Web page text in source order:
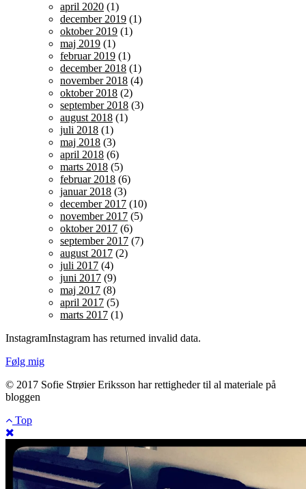
april 2020 (1)
december 2019 (1)
oktober 2019 (1)
maj 2019 (1)
februar 2019 (1)
december 2018 (1)
november 2018 (4)
oktober 2018 (2)
september 2018 (3)
august 2018 (1)
juli 2018 (1)
maj 2018 (3)
april 2018 (6)
marts 2018 (5)
februar 2018 (6)
januar 2018 (3)
december 2017 (10)
november 2017 (5)
oktober 2017 (6)
september 2017 (7)
august 2017 (2)
juli 2017 (4)
juni 2017 (9)
maj 2017 (8)
april 2017 (5)
marts 2017 (1)
InstagramInstagram has returned invalid data.
Følg mig
© 2017 Sofie Strøier Eriksson har rettigheder til al materiale på
bloggen
Top